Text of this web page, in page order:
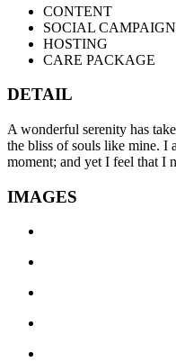
CONTENT
SOCIAL CAMPAIGN
HOSTING
CARE PACKAGE
DETAIL
A wonderful serenity has
the bliss of souls like mine. I
moment; and yet I feel that I
IMAGES